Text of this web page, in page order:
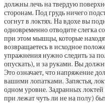
должны лечь на твердую
сторонам. Под грудь ничего
согнут в локтях. На вдохе вы
одновременно отводите слегка
при этом мышцы, которые
возвращаетесь в исходное
упражнения нужно следить за
опускать), и за руками. Вы
Это означает, что напряжение
вашими лопатками. Запястья,
одном уровне. Задранных
при лежат чуть ли не на полу)